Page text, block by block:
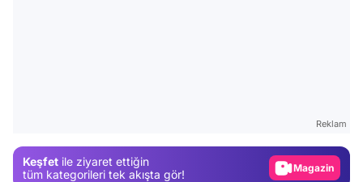
Reklam
Keşfet ile ziyaret ettiğin
tüm kategorileri tek akışta gör!
Video